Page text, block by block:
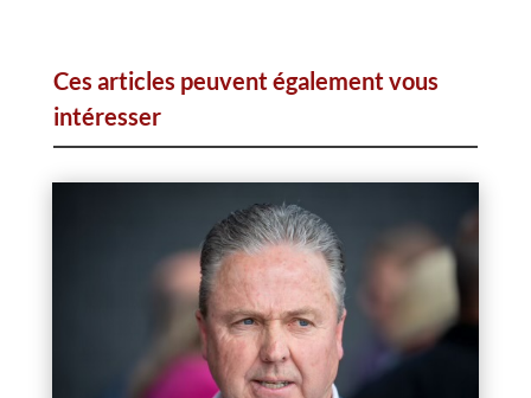
Ces articles peuvent également vous
intéresser